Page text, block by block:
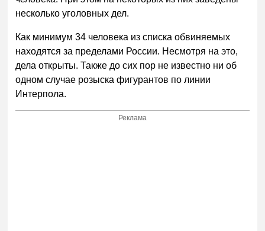
несколько уголовных дел.
Как минимум 34 человека из списка обвиняемых
находятся за пределами России. Несмотря на это,
дела открыты. Также до сих пор не известно ни об
одном случае розыска фигурантов по линии
Интерпола.
Реклама